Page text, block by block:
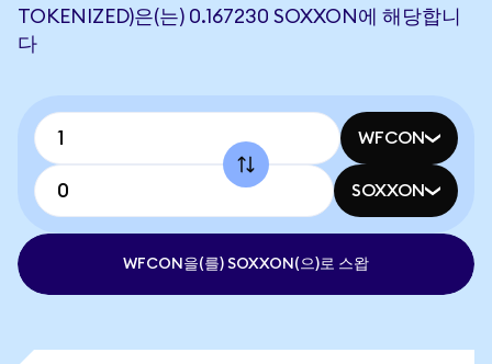
TOKENIZED)은(는) 0.167230 SOXXON에 해당합니
다
WFCON
SOXXON
WFCON을(를) SOXXON(으)로 스왑